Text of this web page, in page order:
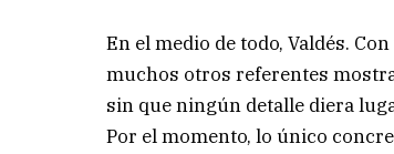
En el medio de todo, Valdés.
muchos otros referentes
sin que ningún detalle diera
Por el momento, lo único